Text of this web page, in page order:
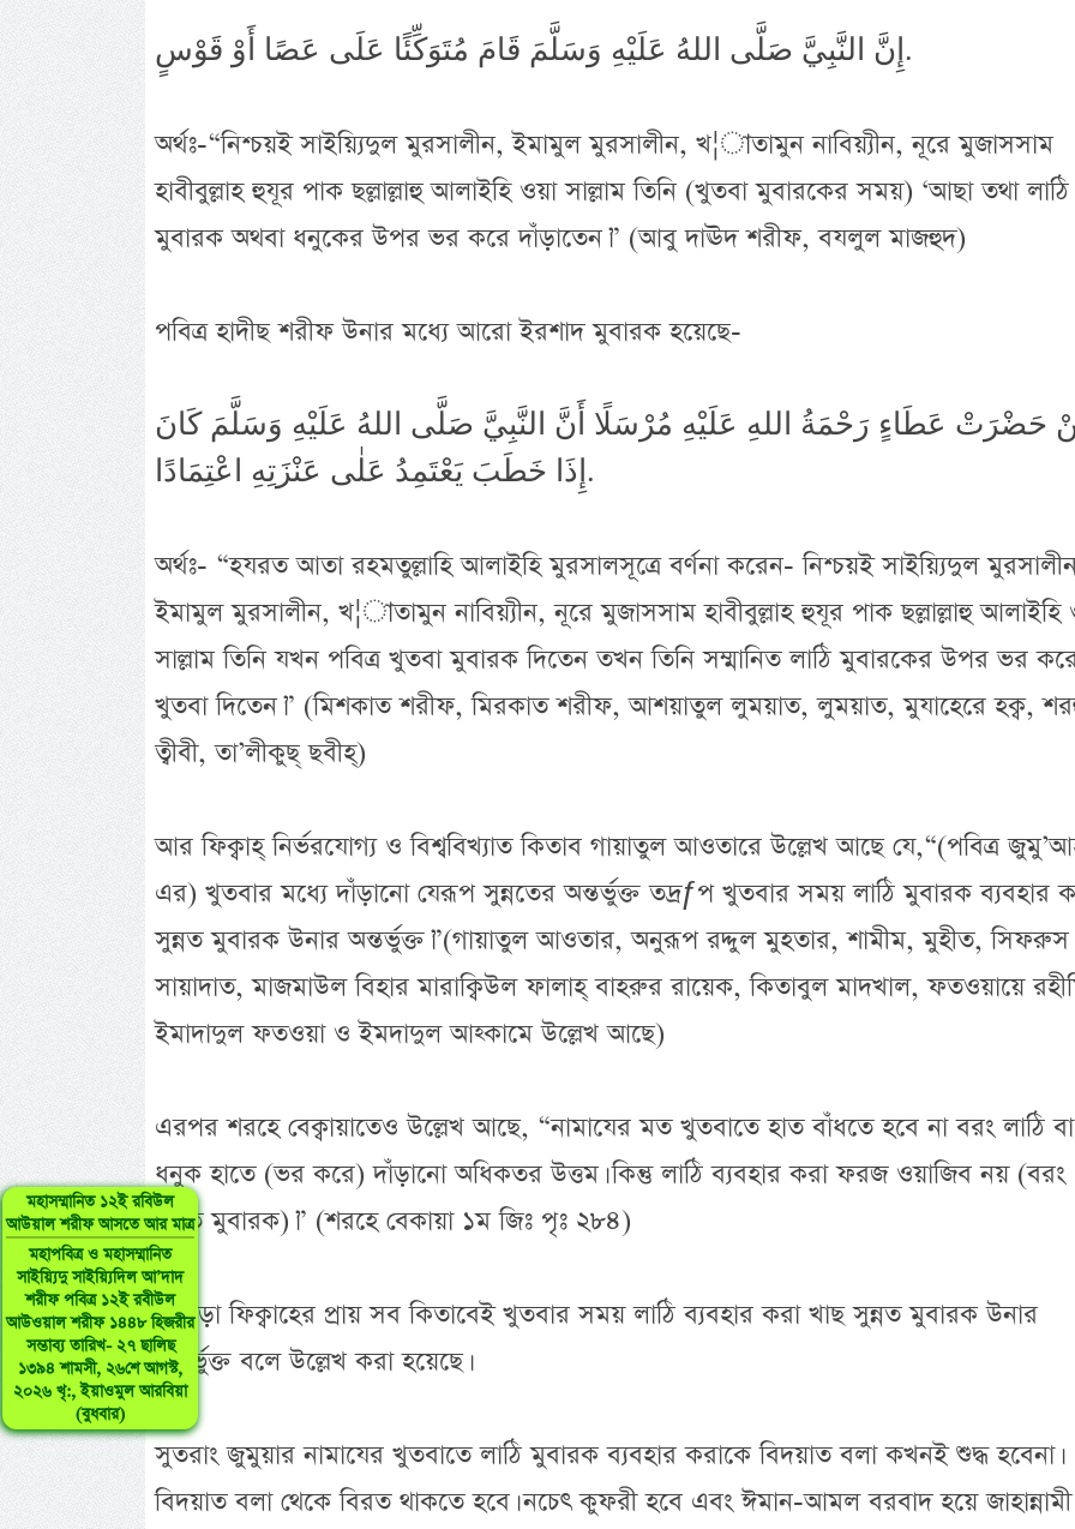
মহাসম্মানিত ১২ই রবিউল
আউয়াল শরীফ আসতে আর মাত্র
মহাপবিত্র ও মহাসম্মানিত
সাইয়্যিদু সাইয়্যিদিল আ’দাদ
শরীফ পবিত্র ১২ই রবীউল
আউওয়াল শরীফ ১৪৪৮ হিজরীর
সম্ভাব্য তারিখ- ২৭ ছালিছ
১৩৯৪ শামসী, ২৬শে আগস্ট,
২০২৬ খৃ:, ইয়াওমুল আরবিয়া
(বুধবার)
إِنَّ النَّبِيَّ صَلَّى اللهُ عَلَيْهِ وَسَلَّمَ قَامَ مُتَوَكِّئًا عَلَى عَصًا أَوْ قَوْسٍ.
অর্থঃ-“নিশ্চয়ই সাইয়্যিদুল মুরসালীন, ইমামুল মুরসালীন, খ¦াতামুন নাবিয়্যীন, নূরে মুজাসসাম
হাবীবুল্লাহ হুযূর পাক ছল্লাল্লাহু আলাইহি ওয়া সাল্লাম তিনি (খুতবা মুবারকের সময়) ‘আছা তথা লাঠি
মুবারক অথবা ধনুকের উপর ভর করে দাঁড়াতেন।” (আবু দাঊদ শরীফ, বযলুল মাজহুদ)
পবিত্র হাদীছ শরীফ উনার মধ্যে আরো ইরশাদ মুবারক হয়েছে-
حَضْرَتْ عَطَاءٍ رَحْمَةُ اللهِ عَلَيْهِ مُرْسَلًا أَنَّ النَّبِيَّ صَلَّى اللهُ عَلَيْهِ وَسَلَّمَ كَانَ
إِذَا خَطَبَ يَعْتَمِدُ عَلٰى عَنْزَتِهِ اعْتِمَادًا.
অর্থঃ- “হযরত আতা রহমতুল্লাহি আলাইহি মুরসালসূত্রে বর্ণনা করেন- নিশ্চয়ই সাইয়্যিদুল
ইমামুল মুরসালীন, খ¦াতামুন নাবিয়্যীন, নূরে মুজাসসাম হাবীবুল্লাহ হুযূর পাক ছল্লাল্লাহু আলাইহি
সাল্লাম তিনি যখন পবিত্র খুতবা মুবারক দিতেন তখন তিনি সম্মানিত লাঠি মুবারকের উপর ভর
খুতবা দিতেন।” (মিশকাত শরীফ, মিরকাত শরীফ, আশয়াতুল লুময়াত, লুময়াত, মুযাহেরে হক্ব,
ত্বীবী, তা’লীকুছ্ ছবীহ্)
আর ফিক্বাহ্ নির্ভরযোগ্য ও বিশ্ববিখ্যাত কিতাব গায়াতুল আওতারে উল্লেখ আছে যে,“(পবিত্র
এর) খুতবার মধ্যে দাঁড়ানো যেরূপ সুন্নতের অন্তর্ভুক্ত তদ্রƒপ খুতবার সময় লাঠি মুবারক ব্যবহার
সুন্নত মুবারক উনার অন্তর্ভুক্ত।”(গায়াতুল আওতার, অনুরূপ রদ্দুল মুহতার, শামীম, মুহীত, সিফরুস
সায়াদাত, মাজমাউল বিহার মারাক্বিউল ফালাহ্ বাহরুর রায়েক, কিতাবুল মাদখাল, ফতওয়ায়ে
ইমাদাদুল ফতওয়া ও ইমদাদুল আহ্কামে উল্লেখ আছে)
এরপর শরহে বেক্বায়াতেও উল্লেখ আছে, “নামাযের মত খুতবাতে হাত বাঁধতে হবে না বরং লাঠি বা
ধনুক হাতে (ভর করে) দাঁড়ানো অধিকতর উত্তম। কিন্তু লাঠি ব্যবহার করা ফরজ ওয়াজিব নয় (বরং
সুন্নত মুবারক)।” (শরহে বেকায়া ১ম জিঃ পৃঃ ২৮৪)
তাছাড়া ফিক্বাহের প্রায় সব কিতাবেই খুতবার সময় লাঠি ব্যবহার করা খাছ সুন্নত মুবারক উনার
অন্তর্ভুক্ত বলে উল্লেখ করা হয়েছে।
সুতরাং জুমুয়ার নামাযের খুতবাতে লাঠি মুবারক ব্যবহার করাকে বিদয়াত বলা কখনই শুদ্ধ হবেনা।
বিদয়াত বলা থেকে বিরত থাকতে হবে। নচেৎ কুফরী হবে এবং ঈমান-আমল বরবাদ হয়ে